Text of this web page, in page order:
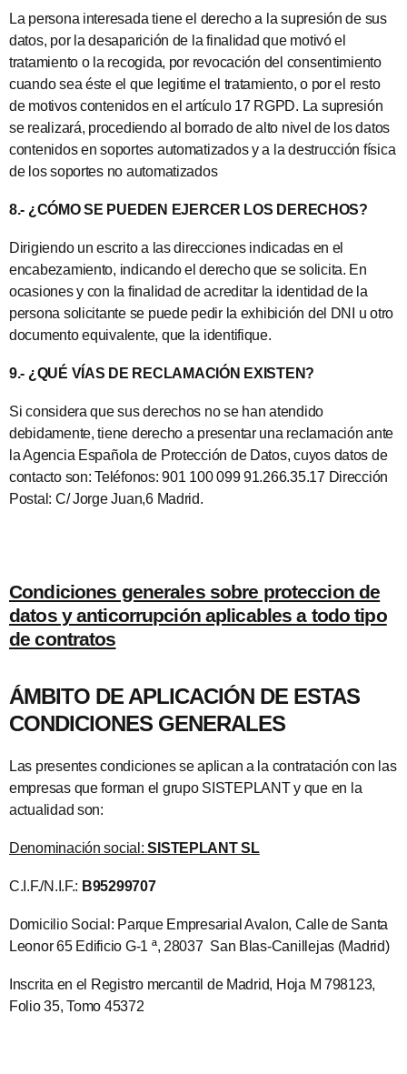
La persona interesada tiene el derecho a la supresión de sus
datos, por la desaparición de la finalidad que motivó el
tratamiento o la recogida, por revocación del consentimiento
cuando sea éste el que legitime el tratamiento, o por el resto
de motivos contenidos en el artículo 17 RGPD. La supresión
se realizará, procediendo al borrado de alto nivel de los datos
contenidos en soportes automatizados y a la destrucción física
de los soportes no automatizados
8.- ¿CÓMO SE PUEDEN EJERCER LOS DERECHOS?
Dirigiendo un escrito a las direcciones indicadas en el
encabezamiento, indicando el derecho que se solicita. En
ocasiones y con la finalidad de acreditar la identidad de la
persona solicitante se puede pedir la exhibición del DNI u otro
documento equivalente, que la identifique.
9.- ¿QUÉ VÍAS DE RECLAMACIÓN EXISTEN?
Si considera que sus derechos no se han atendido
debidamente, tiene derecho a presentar una reclamación ante
la Agencia Española de Protección de Datos, cuyos datos de
contacto son: Teléfonos: 901 100 099 91.266.35.17 Dirección
Postal: C/ Jorge Juan,6 Madrid.
Condiciones generales sobre proteccion de
datos y anticorrupción aplicables a todo tipo
de contratos
ÁMBITO DE APLICACIÓN DE ESTAS
CONDICIONES GENERALES
Las presentes condiciones se aplican a la contratación con las
empresas que forman el grupo SISTEPLANT y que en la
actualidad son:
Denominación social:SISTEPLANT SL
C.I.F./N.I.F.: B95299707
Domicilio Social: Parque Empresarial Avalon, Calle de Santa
Leonor 65 Edificio G-1 ª, 28037 San Blas-Canillejas (Madrid)
Inscrita en el Registro mercantil de Madrid, Hoja M 798123,
Folio 35, Tomo 45372